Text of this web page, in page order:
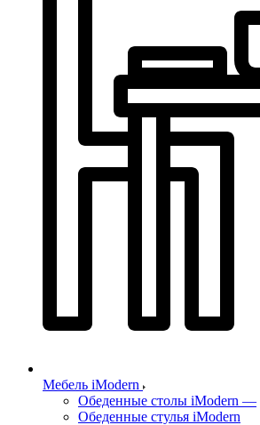
Мебель iModern
Обеденные столы iModern —
Обеденные стулья iModern